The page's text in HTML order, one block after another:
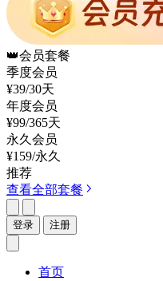
👑会员套餐
季度会员
¥39/30天
年度会员
¥99/365天
永久会员
¥159/永久
推荐
查看全部套餐
登录 注册
首页